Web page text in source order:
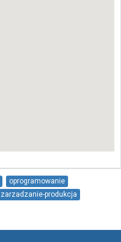
oprogramowanie
zarzadzanie-produkcja